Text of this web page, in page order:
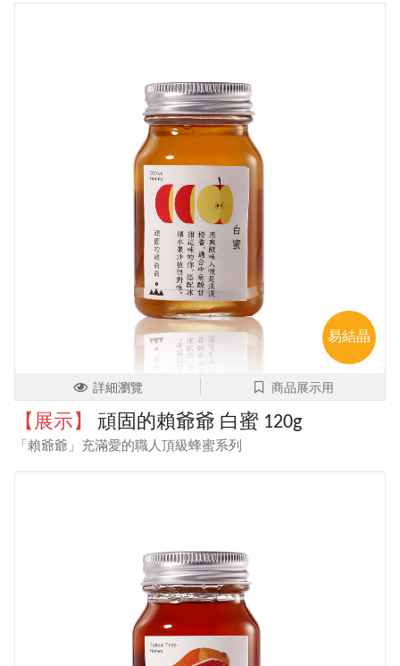
易結晶
詳細瀏覽 商品展示用
【展示】 頑固的賴爺爺 白蜜 120g
「賴爺爺」充滿愛的職人頂級蜂蜜系列